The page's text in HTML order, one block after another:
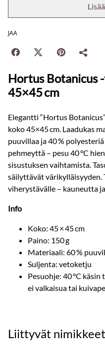
JAA
Hortus Botanicus
45×45 cm
Elegantti “Hortus
koko 45×45 cm. Laadukas
puuvillaa ja 40 %
pehmeyttä – pesu 40 °C
sisustuksen vaihtamista.
säilyttävät värikylläisyyden.
viherystävälle – kauneutta
Info
Koko: 45 × 45 cm
Paino: 150 g
Materiaali: 60 %
Suljenta: vetoketju
Pesuohje: 40 °C
ei valkaisua tai
Liittyvät nimikkeet